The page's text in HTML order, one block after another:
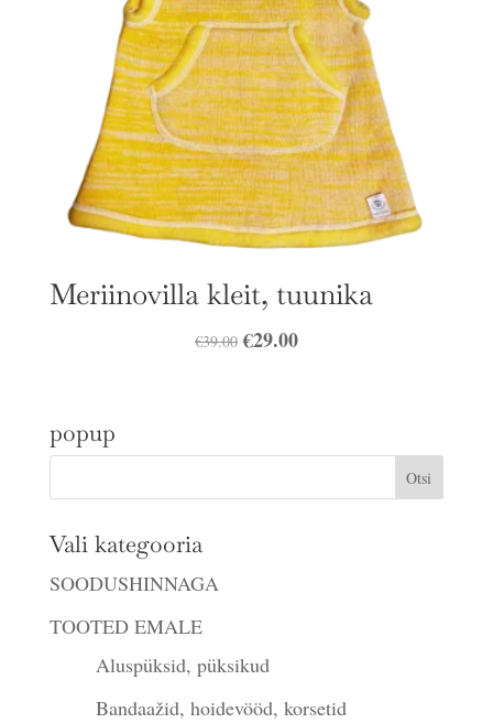
Meriinovilla kleit, tuunika
€39.00 Algne
€29.00Praegune
popup
Vali kategooria
SOODUSHINNAGA
TOOTED EMALE
Aluspüksid, püksikud
Bandaažid, hoidevööd, korsetid